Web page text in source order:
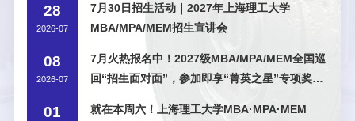
28
2026-07
7月30日招生活动｜2027年上海理工大学
MBA/MPA/MEM招生宣讲会
08
2026-07
7月火热报名中！2027级MBA/MPA/MEM全国巡
回“招生面对面”，参加即享“菁英之星”专项奖学
01
就在本周六！上海理工大学MBA·MPA·MEM